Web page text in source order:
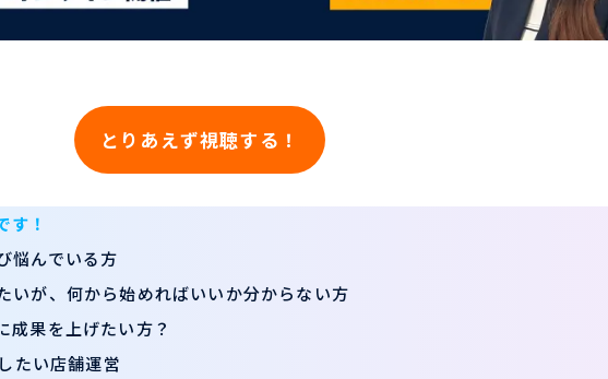
とりあえず視聴する！
す！
悩んでいる方
いが、何から始めればいいか分からない方
成果を上げたい方？
たい店舗運営